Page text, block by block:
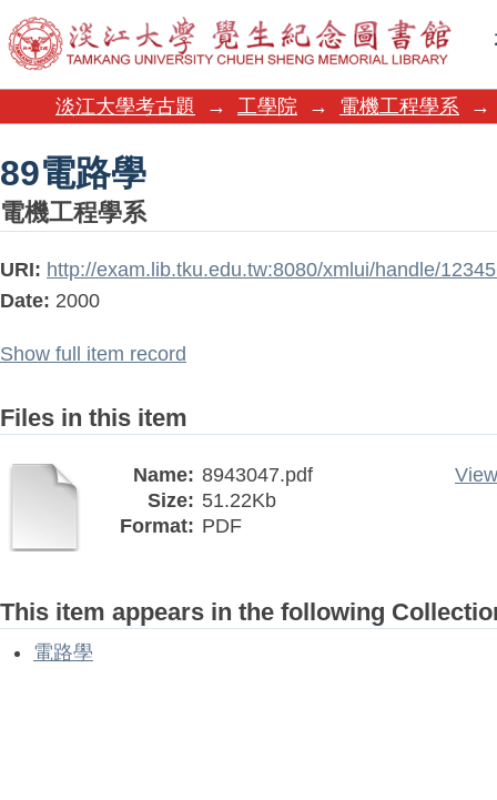
89電路學
淡江大學考古題 → 工學院 → 電機工程學系 →
89電路學
電機工程學系
URI: http://exam.lib.tku.edu.tw:8080/xmlui/handle/
Date: 2000
Show full item record
Files in this item
Name: 8943047.pdf
Size: 51.22Kb
Format: PDF
This item appears in the following
電路學